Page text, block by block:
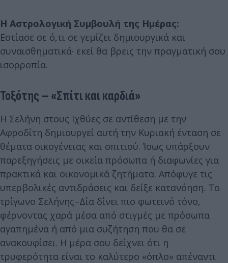
Η Αστρολογική Συμβουλή της Ημέρας:
Εστίασε σε ό,τι σε γεμίζει δημιουργικά και
συναισθηματικά· εκεί θα βρεις την πραγματική σου
ισορροπία.
Τοξότης – «Σπίτι και καρδιά»
Η Σελήνη στους Ιχθύες σε αντίθεση με την
Αφροδίτη δημιουργεί αυτή την Κυριακή ένταση σε
θέματα οικογένειας και σπιτιού. Ίσως υπάρξουν
παρεξηγήσεις με οικεία πρόσωπα ή διαφωνίες για
πρακτικά και οικονομικά ζητήματα. Απόφυγε τις
υπερβολικές αντιδράσεις και δείξε κατανόηση. Το
τρίγωνο Σελήνης–Δία δίνει πιο φωτεινό τόνο,
φέρνοντας χαρά μέσα από στιγμές με πρόσωπα
αγαπημένα ή από μια συζήτηση που θα σε
ανακουφίσει. Η μέρα σου δείχνει ότι η
τρυφερότητα είναι το καλύτερο «όπλο» απέναντι